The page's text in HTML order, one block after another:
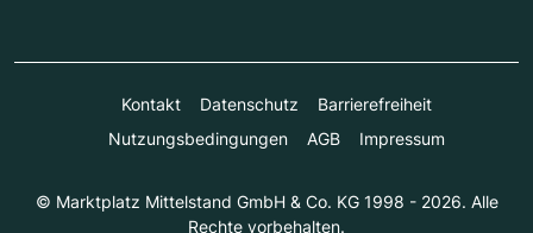
Kontakt Datenschutz
Barrierefreiheit
Nutzungsbedingungen
AGB Impressum
© Marktplatz Mittelstand GmbH & Co. KG 1998 - 2026. Alle
Rechte vorbehalten.